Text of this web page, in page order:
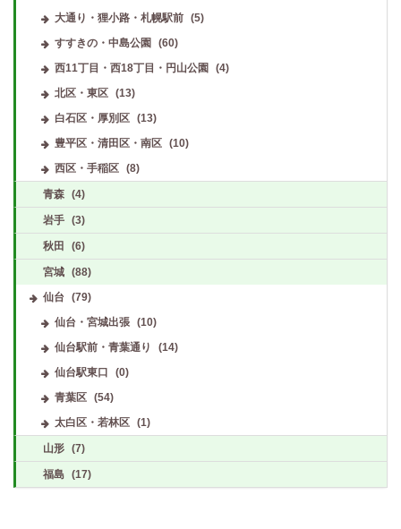
大通り・狸小路・札幌駅前
(5)
すすきの・中島公園
(60)
西11丁目・西18丁目・円山公園
(4)
北区・東区
(13)
白石区・厚別区
(13)
豊平区・清田区・南区
(10)
西区・手稲区
(8)
青森 (4)
岩手 (3)
秋田 (6)
宮城 (88)
仙台 (79)
仙台・宮城出張
(10)
仙台駅前・青葉通り
(14)
仙台駅東口
(0)
青葉区
(54)
太白区・若林区
(1)
山形 (7)
福島 (17)